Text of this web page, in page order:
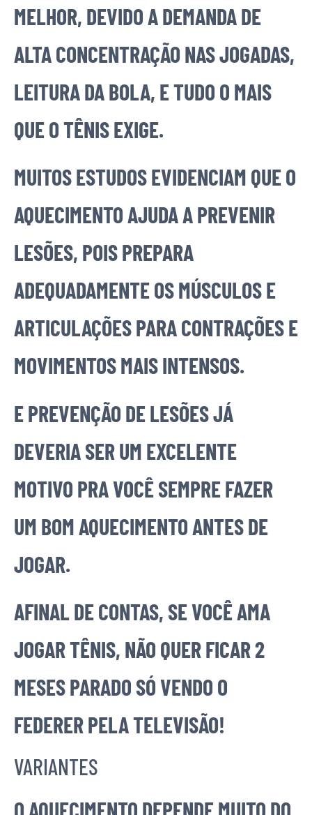
MELHOR, DEVIDO A DEMANDA DE
ALTA CONCENTRAÇÃO NAS JOGADAS,
LEITURA DA BOLA, E TUDO O MAIS
QUE O TÊNIS EXIGE.
MUITOS ESTUDOS EVIDENCIAM QUE O
AQUECIMENTO AJUDA A PREVENIR
LESÕES, POIS PREPARA
ADEQUADAMENTE OS MÚSCULOS E
ARTICULAÇÕES PARA CONTRAÇÕES E
MOVIMENTOS MAIS INTENSOS.
E PREVENÇÃO DE LESÕES JÁ
DEVERIA SER UM EXCELENTE
MOTIVO PRA VOCÊ SEMPRE FAZER
UM BOM AQUECIMENTO ANTES DE
JOGAR.
AFINAL DE CONTAS, SE VOCÊ AMA
JOGAR TÊNIS, NÃO QUER FICAR 2
MESES PARADO SÓ VENDO O
FEDERER PELA TELEVISÃO!
VARIANTES
O AQUECIMENTO DEPENDE MUITO DO